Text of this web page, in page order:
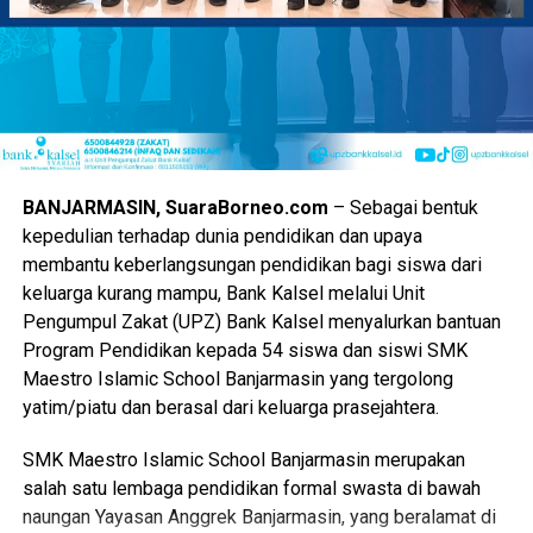
Produk halal khas daerah bakal dipajang untuk memicu
perputaran uang dan membuka jalan kerja sama dagang.
Selain itu, pemerintah provinsi mengharapkan perputaran
modal di area pameran kali ini mampu melampaui capaian
tahun sebelumnya.
“Nilai transaksi dipacu agar pendapatan para pedagang
kecil meningkat drastis selama kegiatan berlangsung,”
pungkasnya.
Tamu undangan dari jajaran kementerian hingga perwakilan
dewan pusat juga dijadwalkan hadir memeriahkan suasana.
Partisipasi dari berbagai pihak luar daerah diharapkan
makin memperkuat jejaring kemitraan Kalimantan Selatan.
Keterbukaan informasi ini memastikan seluruh capaian
kinerja Gubernur benar-benar dapat dipantau dan dirasakan
BANJARMASIN, SuaraBorneo.com – Sebagai bentuk
kepedulian terhadap dunia pendidikan dan upaya
membantu keberlangsungan pendidikan bagi siswa dari
keluarga kurang mampu, Bank Kalsel melalui Unit
Pengumpul Zakat (UPZ) Bank Kalsel menyalurkan bantuan
Program Pendidikan kepada 54 siswa dan siswi SMK
Maestro Islamic School Banjarmasin yang tergolong
yatim/piatu dan berasal dari keluarga prasejahtera.
SMK Maestro Islamic School Banjarmasin merupakan
salah satu lembaga pendidikan formal swasta di bawah
naungan Yayasan Anggrek Banjarmasin, yang beralamat di